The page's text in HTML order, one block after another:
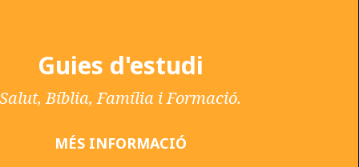
Guies d'estudi
Salut, Bíblia, Família i Formació.
MÉS INFORMACIÓ